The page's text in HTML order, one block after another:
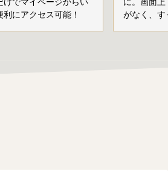
けでマイページからい
利にアクセス可能！
に。画面
がなく、す